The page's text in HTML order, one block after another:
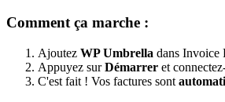
Comment ça marche :
Ajoutez WP Umbrella dans Invoice
Appuyez surDémarrer et
C'est fait ! Vos factures sont